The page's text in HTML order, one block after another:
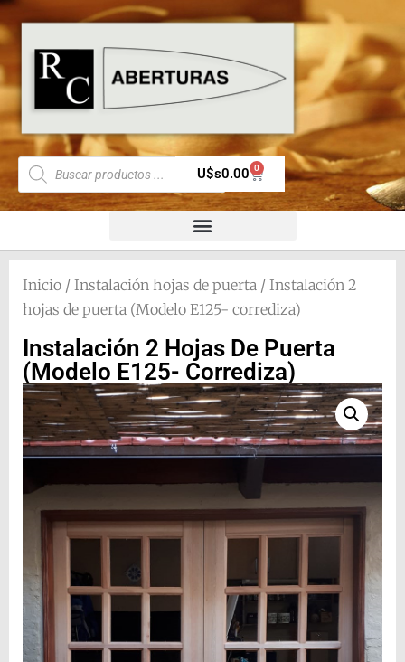
U$s0.00 0
Inicio / Instalación hojas de puerta / Instalación 2
hojas de puerta (Modelo E125- corrediza)
Instalación 2 Hojas De Puerta
(Modelo E125- Corrediza)